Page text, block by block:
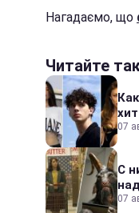
Нагадаємо, що
Читайте
07
С
07